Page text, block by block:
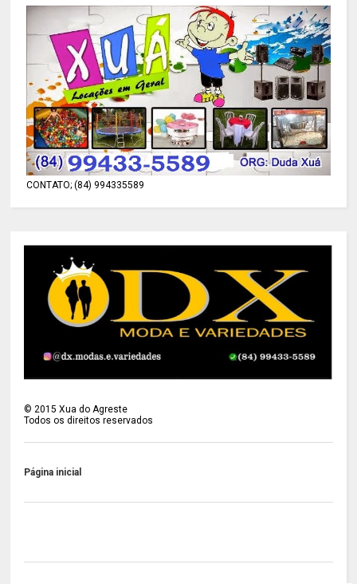
CONTATO; (84) 994335589
© 2015 Xua do Agreste
Todos os direitos reservados
Página inicial